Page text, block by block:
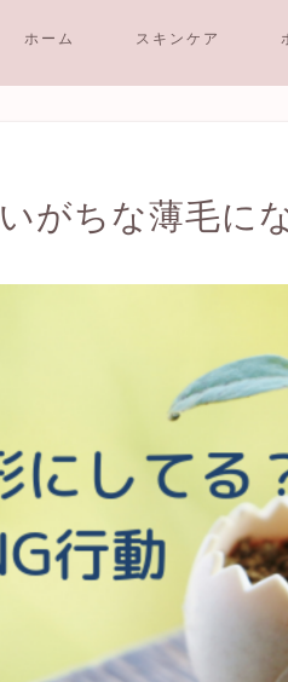
ホーム スキンケア
がちな薄毛に